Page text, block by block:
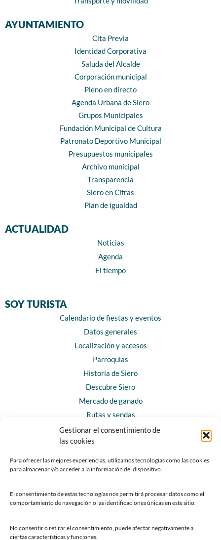
Gestionar el consentimiento de
las cookies
Para ofrecer las mejores experiencias, utilizamos tecnologías como las cookies
para almacenar y/o acceder a la información del dispositivo.
El consentimiento de estas tecnologías nos permitirá procesar datos como el
comportamiento de navegación o las identificaciones únicas en este sitio.
No consentir o retirar el consentimiento, puede afectar negativamente a
ciertas características y funciones.
AYUNTAMIENTO
Cita Previa
Identidad Corporativa
Saluda del Alcalde
Corporación municipal
Pleno en directo
Agenda Urbana de Siero
Grupos Municipales
Fundación Municipal de Cultura
Patronato Deportivo Municipal
Presupuestos municipales
Archivo municipal
Transparencia
Siero en Cifras
Plan de igualdad
ACTUALIDAD
Noticias
Agenda
El tiempo
SOY TURISTA
Calendario de fiestas y eventos
Datos generales
Localización y accesos
Parroquias
Historia de Siero
Descubre Siero
Mercado de ganado
Rutas y sendas
Horarios y contacto
Teléfonos de interés
Chatbot Siero
SEDES ELECTRÓNICAS
Sede del Ayuntamiento de Siero